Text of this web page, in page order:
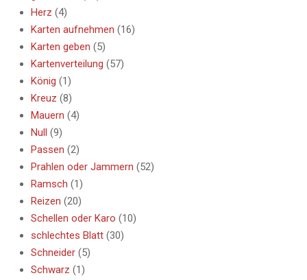
Herz (4)
Karten aufnehmen (16)
Karten geben (5)
Kartenverteilung (57)
König (1)
Kreuz (8)
Mauern (4)
Null
(9)
Passen (2)
Prahlen oder Jammern (52)
Ramsch (1)
Reizen (20)
Schellen oder Karo (10)
schlechtes Blatt (30)
Schneider (5)
Schwarz (1)